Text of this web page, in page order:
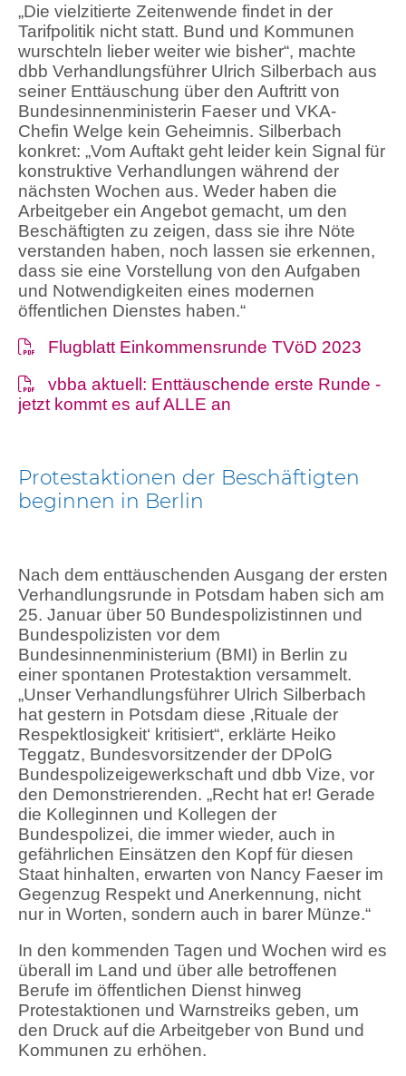
„Die vielzitierte Zeitenwende findet in der
Tarifpolitik nicht statt. Bund und Kommunen
wurschteln lieber weiter wie bisher“, machte
dbb Verhandlungsführer Ulrich Silberbach aus
seiner Enttäuschung über den Auftritt von
Bundesinnenministerin Faeser und VKA-
Chefin­ Welge kein Geheimnis. Silberbach
konkret: „Vom Auftakt geht leider kein Signal für
konstruktive Verhandlungen während der
nächsten Wochen aus. Weder haben die
Arbeitgeber ein Angebot gemacht, um den
Beschäftigten zu zeigen, dass sie ihre Nöte
verstanden haben, noch lassen sie erkennen,
dass sie eine Vorstellung von den Aufgaben
und Notwendigkeiten eines modernen
öffentlichen Dienstes haben.“
Flugblatt Einkommensrunde TVöD 2023
vbba aktuell: Enttäuschende erste Runde -
jetzt kommt es auf ALLE an
Protestaktionen der Beschäftigten
beginnen in Berlin
Nach dem enttäuschenden Ausgang der ersten
Verhandlungsrunde in Potsdam haben sich am
25. Januar über 50 Bundespolizistinnen und
Bundespolizisten vor dem
Bundesinnenministerium (BMI) in Berlin zu
einer spontanen Protestaktion versammelt.
„Unser Verhandlungsführer Ulrich Silberbach
hat gestern in Potsdam diese ‚Rituale der
Respektlosigkeit‘ kritisiert“, erklärte Heiko
Teggatz, Bundesvorsitzender der DPolG
Bundespolizeigewerkschaft und dbb Vize, vor
den Demonstrierenden. „Recht hat er! Gerade
die Kolleginnen und Kollegen der
Bundespolizei, die immer wieder, auch in
gefährlichen Einsätzen den Kopf für diesen
Staat hinhalten, erwarten von Nancy Faeser im
Gegenzug Respekt und Anerkennung, nicht
nur in Worten, sondern auch in barer Münze.“
In den kommenden Tagen und Wochen wird es
überall im Land und über alle betroffenen
Berufe im öffentlichen Dienst hinweg
Protestaktionen und Warnstreiks geben, um
den Druck auf die Arbeitgeber von Bund und
Kommunen zu erhöhen.